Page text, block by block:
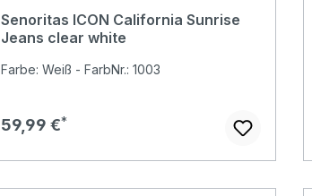
Senoritas ICON California Sunrise
Jeans clear white
Farbe: Weiß - FarbNr.: 1003
Regulärer Preis:
59,99 €